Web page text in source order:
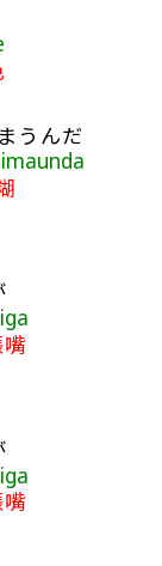
うんだ